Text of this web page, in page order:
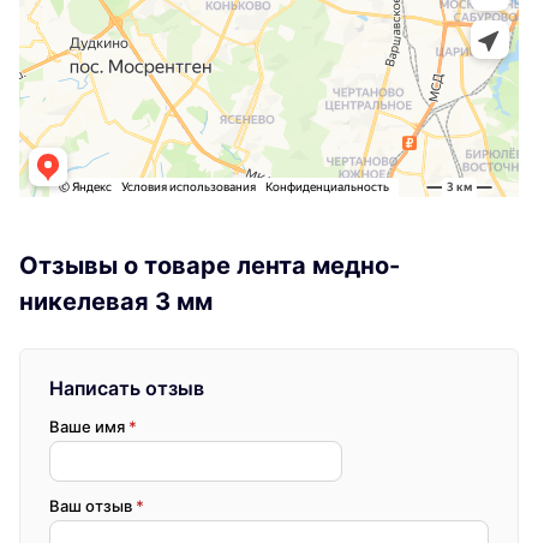
Отзывы о товаре лента медно-
никелевая 3 мм
Написать отзыв
Ваше имя *
Ваш отзыв *